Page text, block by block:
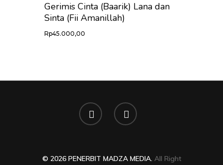
Gerimis Cinta (Baarik) Lana dan
Sinta (Fii Amanillah)
Rp45.000,00
© 2026 PENERBIT MADZA MEDIA. All Right